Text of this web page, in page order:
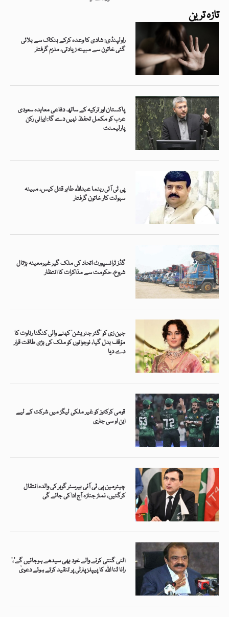
تازہ ترین
راولپنڈی: شادی کا وعدہ کرکے بنکاک سے بلائی
گئی خاتون سے مبینہ زیادتی، ملزم گرفتار
پاکستان اور ترکیہ کے ساتھ دفاعی معاہدہ سعودی
عرب کو مکمل تحفظ نہیں دے گا: ایرانی رکن
پارلیمنٹ
پی ٹی آئی رہنما عبداللہ طاہر قتل کیس، مبینہ
سہولت کار خاتون گرفتار
گڈز ٹرانسپورٹ اتحاد کی ملک گیر غیرمعینہ ہڑتال
شروع، حکومت سے مذاکرات کا انتظار
جین زی کو ’گٹر جنریشن‘ کہنے والی کنگنا رناوت کا
مؤقف بدل گیا، نوجوانوں کو ملک کی بڑی طاقت قرار
دے دیا
قومی کرکٹرز کو غیر ملکی لیگز میں شرکت کے لیے
این او سی جاری
چیئرمین پی ٹی آئی بیرسٹر گوہر کی والدہ انتقال
کرگئیں، نماز جنازہ آج ادا کی جائے گی
’الٹی گنتی کرنے والے خود بھی سیدھے ہوجائیں گے‘،
رانا ثنا اللہ کا پیپلز پارٹی پر تنقید کرتے ہوئے دعویٰ